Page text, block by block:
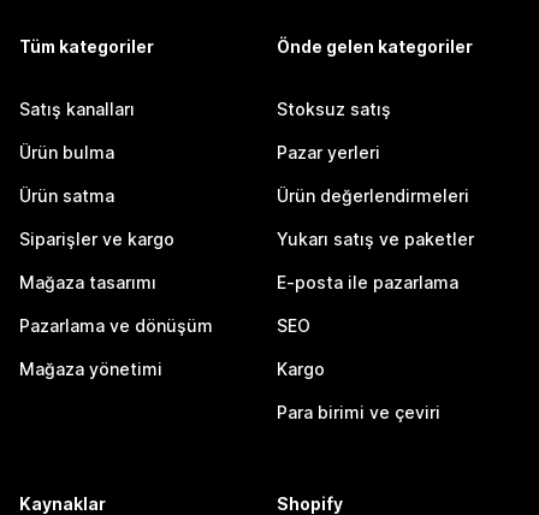
Tüm kategoriler
Satış kanalları
Ürün bulma
Ürün satma
Siparişler ve kargo
Mağaza tasarımı
Pazarlama ve dönüşüm
Mağaza yönetimi
Önde gelen kategoriler
Stoksuz satış
Pazar yerleri
Ürün değerlendirmeleri
Yukarı satış ve paketler
E-posta ile pazarlama
SEO
Kargo
Para birimi ve çeviri
Kaynaklar Shopify